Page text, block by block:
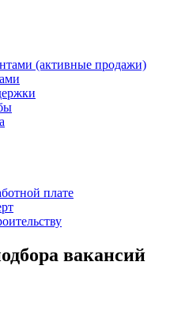
(активные продажи)
плате
вакансий